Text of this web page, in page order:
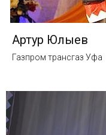
Артур Юлыев
Газпром трансгаз Уфа